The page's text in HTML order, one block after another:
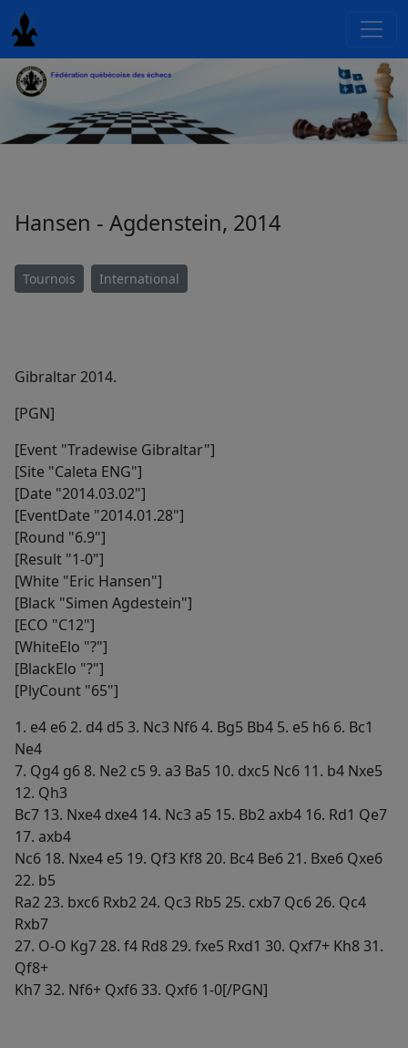
Hansen - Agdenstein, 2014
Tournois International
Gibraltar 2014.
[PGN]
[Event "Tradewise Gibraltar"]
[Site "Caleta ENG"]
[Date "2014.03.02"]
[EventDate "2014.01.28"]
[Round "6.9"]
[Result "1-0"]
[White "Eric Hansen"]
[Black "Simen Agdestein"]
[ECO "C12"]
[WhiteElo "?"]
[BlackElo "?"]
[PlyCount "65"]
1. e4 e6 2. d4 d5 3. Nc3 Nf6 4. Bg5 Bb4 5. e5 h6 6. Bc1
Ne4
7. Qg4 g6 8. Ne2 c5 9. a3 Ba5 10. dxc5 Nc6 11. b4 Nxe5
12. Qh3
Bc7 13. Nxe4 dxe4 14. Nc3 a5 15. Bb2 axb4 16. Rd1 Qe7
17. axb4
Nc6 18. Nxe4 e5 19. Qf3 Kf8 20. Bc4 Be6 21. Bxe6 Qxe6
22. b5
Ra2 23. bxc6 Rxb2 24. Qc3 Rb5 25. cxb7 Qc6 26. Qc4
Rxb7
27. O-O Kg7 28. f4 Rd8 29. fxe5 Rxd1 30. Qxf7+ Kh8 31.
Qf8+
Kh7 32. Nf6+ Qxf6 33. Qxf6 1-0[/PGN]